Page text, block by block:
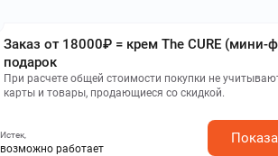
Заказ от 18000₽ = крем The CURE (мини-
подарок
При расчете общей стоимости покупки не
карты и товары, продающиеся со скидкой.
Истек,
возможно работает